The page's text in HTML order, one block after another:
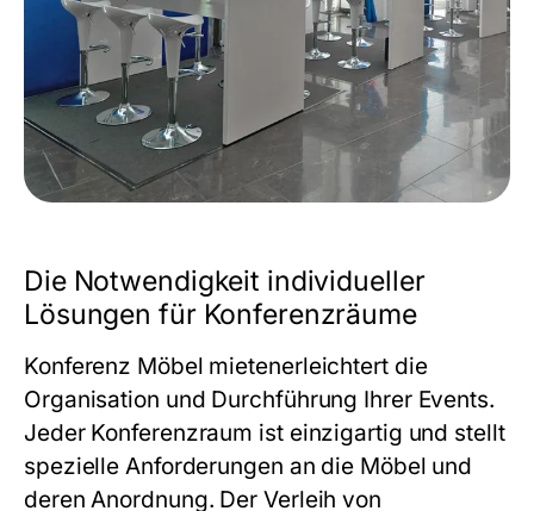
Die Notwendigkeit individueller
Lösungen für Konferenzräume
Konferenz Möbel mietenerleichtert die
Organisation und Durchführung Ihrer Events.
Jeder Konferenzraum ist einzigartig und stellt
spezielle Anforderungen an die Möbel und
deren Anordnung. Der Verleih von